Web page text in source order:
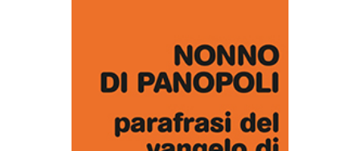
AGGIUNGI AL CARRELLO